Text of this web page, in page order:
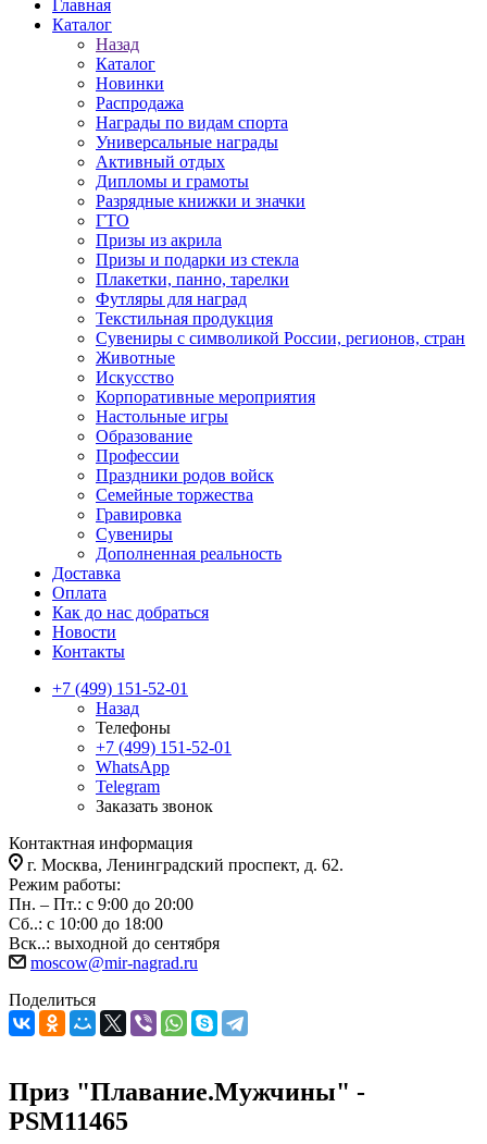
Главная
Каталог
Назад
Каталог
Новинки
Распродажа
Награды по видам спорта
Универсальные награды
Активный отдых
Дипломы и грамоты
Разрядные книжки и значки
ГТО
Призы из акрила
Призы и подарки из стекла
Плакетки, панно, тарелки
Футляры для наград
Текстильная продукция
Сувениры с символикой России, регионов, стран
Животные
Искусство
Корпоративные мероприятия
Настольные игры
Образование
Профессии
Праздники родов войск
Семейные торжества
Гравировка
Сувениры
Дополненная реальность
Доставка
Оплата
Как до нас добраться
Новости
Контакты
+7 (499) 151-52-01
Назад
Телефоны
+7 (499) 151-52-01
WhatsApp
Telegram
Заказать звонок
Контактная информация
г. Москва, Ленинградский проспект, д. 62.
Режим работы:
Пн. – Пт.: с 9:00 до 20:00
Сб..: с 10:00 до 18:00
Вск..: выходной до сентября
moscow@mir-nagrad.ru
Поделиться
Приз "Плавание.Мужчины" -
PSM11465